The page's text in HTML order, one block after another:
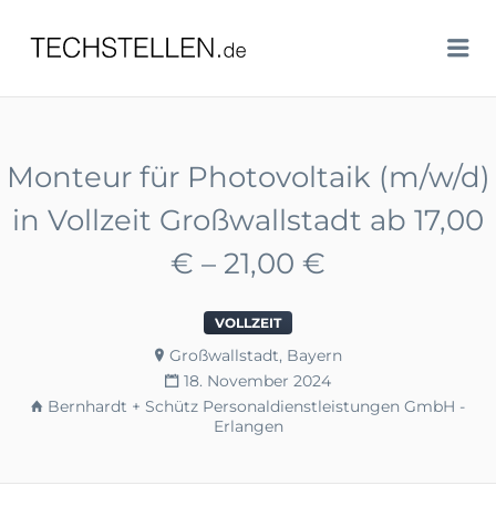
TECHSTELLEN.DE
Monteur für Photovoltaik (m/w/d)
in Vollzeit Großwallstadt ab 17,00
€ – 21,00 €
VOLLZEIT
Großwallstadt, Bayern
18. November 2024
Bernhardt + Schütz Personaldienstleistungen GmbH -
Erlangen